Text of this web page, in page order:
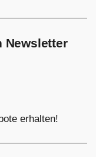
Newsletter
erhalten!